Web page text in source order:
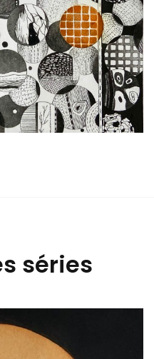
séries